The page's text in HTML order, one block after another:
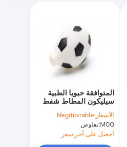
المتوافقة حيويا الطبية
سيليكون المطاط شفط
للبيئة
الأسعار:Negitionable
MOQ: تفاوض
أحصل على آخر سعر